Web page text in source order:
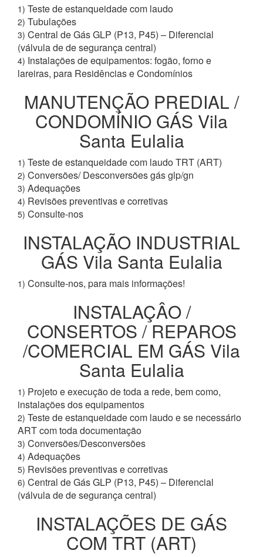
1) Teste de estanqueidade com laudo
2) Tubulações
3) Central de Gás GLP (P13, P45) – Diferencial
(válvula de de segurança central)
4) Instalações de equipamentos: fogão, forno e
lareiras, para Residências e Condomínios
MANUTENÇÃO PREDIAL /
CONDOMÍNIO GÁS Vila
Santa Eulalia
1) Teste de estanqueidade com laudo TRT (ART)
2) Conversões/ Desconversões gás glp/gn
3) Adequações
4) Revisões preventivas e corretivas
5) Consulte-nos
INSTALAÇÃO INDUSTRIAL
GÁS Vila Santa Eulalia
1) Consulte-nos, para mais informações!
INSTALAÇÂO /
CONSERTOS / REPAROS
/COMERCIAL EM GÁS Vila
Santa Eulalia
1) Projeto e execução de toda a rede, bem como,
instalações dos equipamentos
2) Teste de estanqueidade com laudo e se necessário
ART com toda documentação
3) Conversões/Desconversões
4) Adequações
5) Revisões preventivas e corretivas
6) Central de Gás GLP (P13, P45) – Diferencial
(válvula de de segurança central)
INSTALAÇÕES DE GÁS
COM TRT (ART)